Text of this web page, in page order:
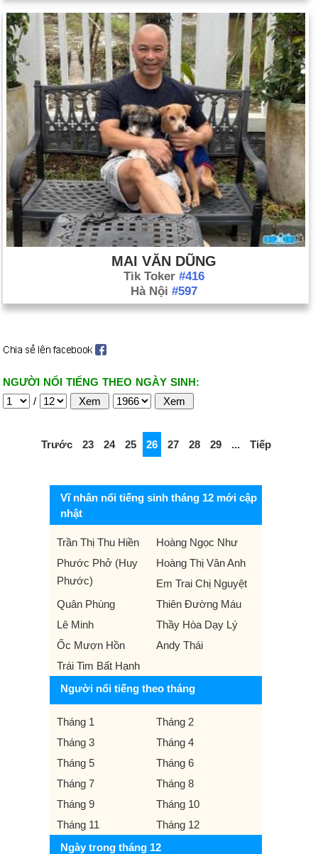
MAI VĂN DŨNG
Tik Toker #416
Hà Nội #597
NGƯỜI NỔI TIẾNG THEO NGÀY SINH:
/
Trước 23 24 25 26 27 28 29 ... Tiếp
Vĩ nhân nổi tiếng sinh tháng 12 mới cập
nhật
Trần Thị Thu Hiền
Hoàng Ngọc Như
Phước Phở (Huy
Phước)
Hoàng Thị Vân Anh
Em Trai Chị Nguyệt
Quân Phùng
Thiên Đường Máu
Lê Minh
Thầy Hòa Dạy Lý
Ốc Mượn Hồn
Andy Thái
Trái Tim Bất Hạnh
Người nổi tiếng theo tháng
Tháng 1
Tháng 2
Tháng 3
Tháng 4
Tháng 5
Tháng 6
Tháng 7
Tháng 8
Tháng 9
Tháng 10
Tháng 11
Tháng 12
Ngày trong tháng 12